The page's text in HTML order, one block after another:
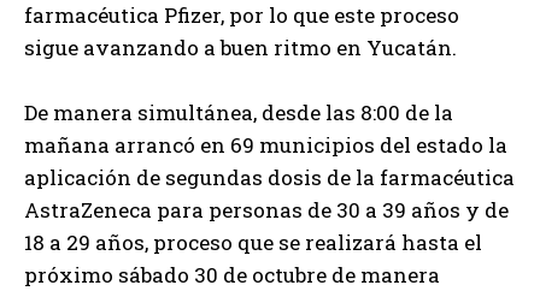
farmacéutica Pfizer, por lo que este proceso
sigue avanzando a buen ritmo en Yucatán.
De manera simultánea, desde las 8:00 de la
mañana arrancó en 69 municipios del estado la
aplicación de segundas dosis de la farmacéutica
AstraZeneca para personas de 30 a 39 años y de
18 a 29 años, proceso que se realizará hasta el
próximo sábado 30 de octubre de manera